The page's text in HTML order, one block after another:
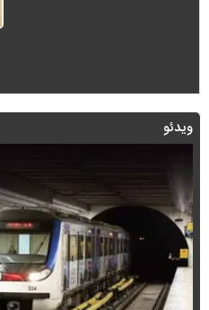
ویدئو